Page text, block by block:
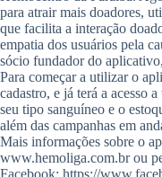
para atrair mais doadores,
que facilita a interação
empatia dos usuários pela
sócio fundador do
Para começar a utilizar o
cadastro, e já terá a acesso
seu tipo sanguíneo e o
além das campanhas em
Mais informações sobre o
www.hemoliga.com.br ou
Facebook: https://